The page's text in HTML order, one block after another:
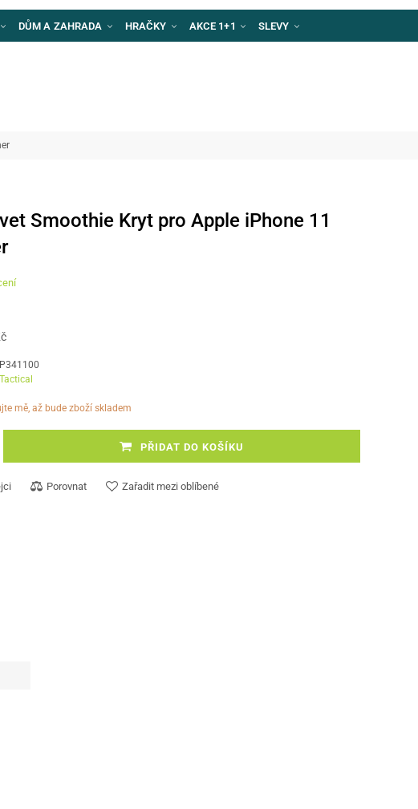
DŮM A ZAHRADA HRAČKY AKCE 1+1 SLEVY
Smoothie Kryt pro Apple iPhone 11
P341100
Tactical
mě, až bude zboží skladem
PŘIDAT DO KOŠÍKU
Porovnat Zařadit mezi oblíbené